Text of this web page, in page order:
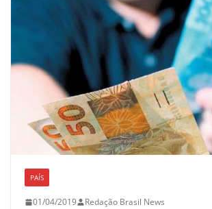
PAÍS
01/04/2019 Redação Brasil News